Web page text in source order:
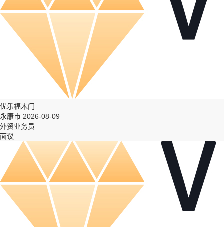
优乐福木门
永康市 2026-08-09
外贸业务员
面议